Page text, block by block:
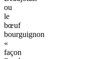
ou
le
bœuf
bourguignon
«
façon